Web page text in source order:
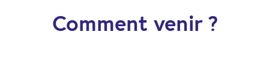
Comment venir ?